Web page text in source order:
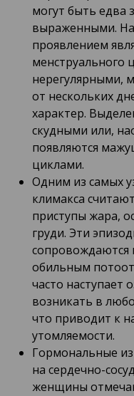
могут быть едва
выраженными.
проявлением
менструального
нерегулярными,
от нескольких
характер.
скудными или,
появляются
циклами.
Одним из самых
климакса
приступы жара,
груди. Эти
сопровождаются
обильным
часто наступает
возникать в
что приводит к
утомляемости.
Гормональные
на сердечно-
женщины